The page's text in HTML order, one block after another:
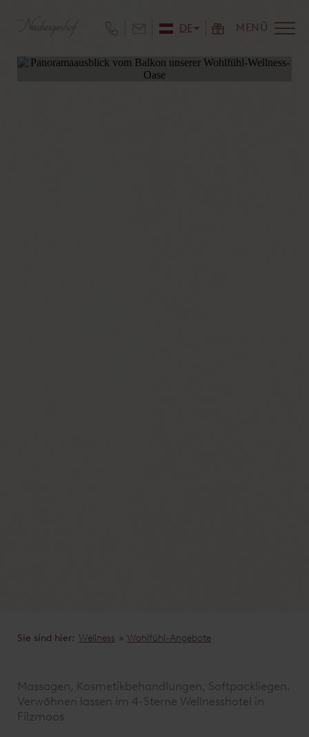
DE MENÜ
Sie sind hier: Wellness » Wohlfühl-Angebote
Massagen, Kosmetikbehandlungen, Softpackliegen.
Verwöhnen lassen im 4-Sterne Wellnesshotel in
Filzmoos